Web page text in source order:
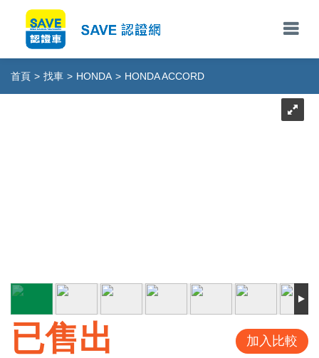
首頁 > 找車 > HONDA > HONDA ACCORD
已售出 加入比較